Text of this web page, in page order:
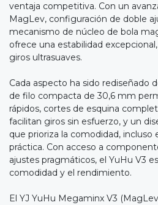
ventaja competitiva. Con un
MagLev, configuración de doble
mecanismo de núcleo de bola
ofrece una estabilidad
giros ultrasuaves.
Cada aspecto ha sido rediseñado
de filo compacta de 30,6 mm
rápidos, cortes de esquina
facilitan giros sin esfuerzo, y un
que prioriza la comodidad, incluso
práctica. Con acceso a
ajustes pragmáticos, el YuHu V3
comodidad y el rendimiento.
El YJ YuHu Megaminx V3